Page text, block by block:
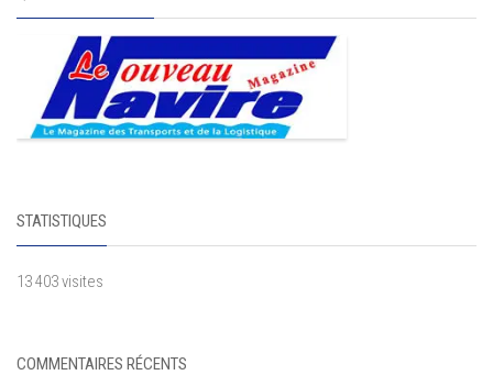
STATISTIQUES
13 403 visites
COMMENTAIRES RÉCENTS